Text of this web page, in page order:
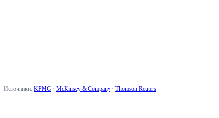
Источники: KPMG · McKinsey & Company · Thomson Reuters